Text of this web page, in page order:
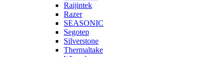
Raijintek
Razer
SEASONIC
Segotep
Silverstone
Thermaltake